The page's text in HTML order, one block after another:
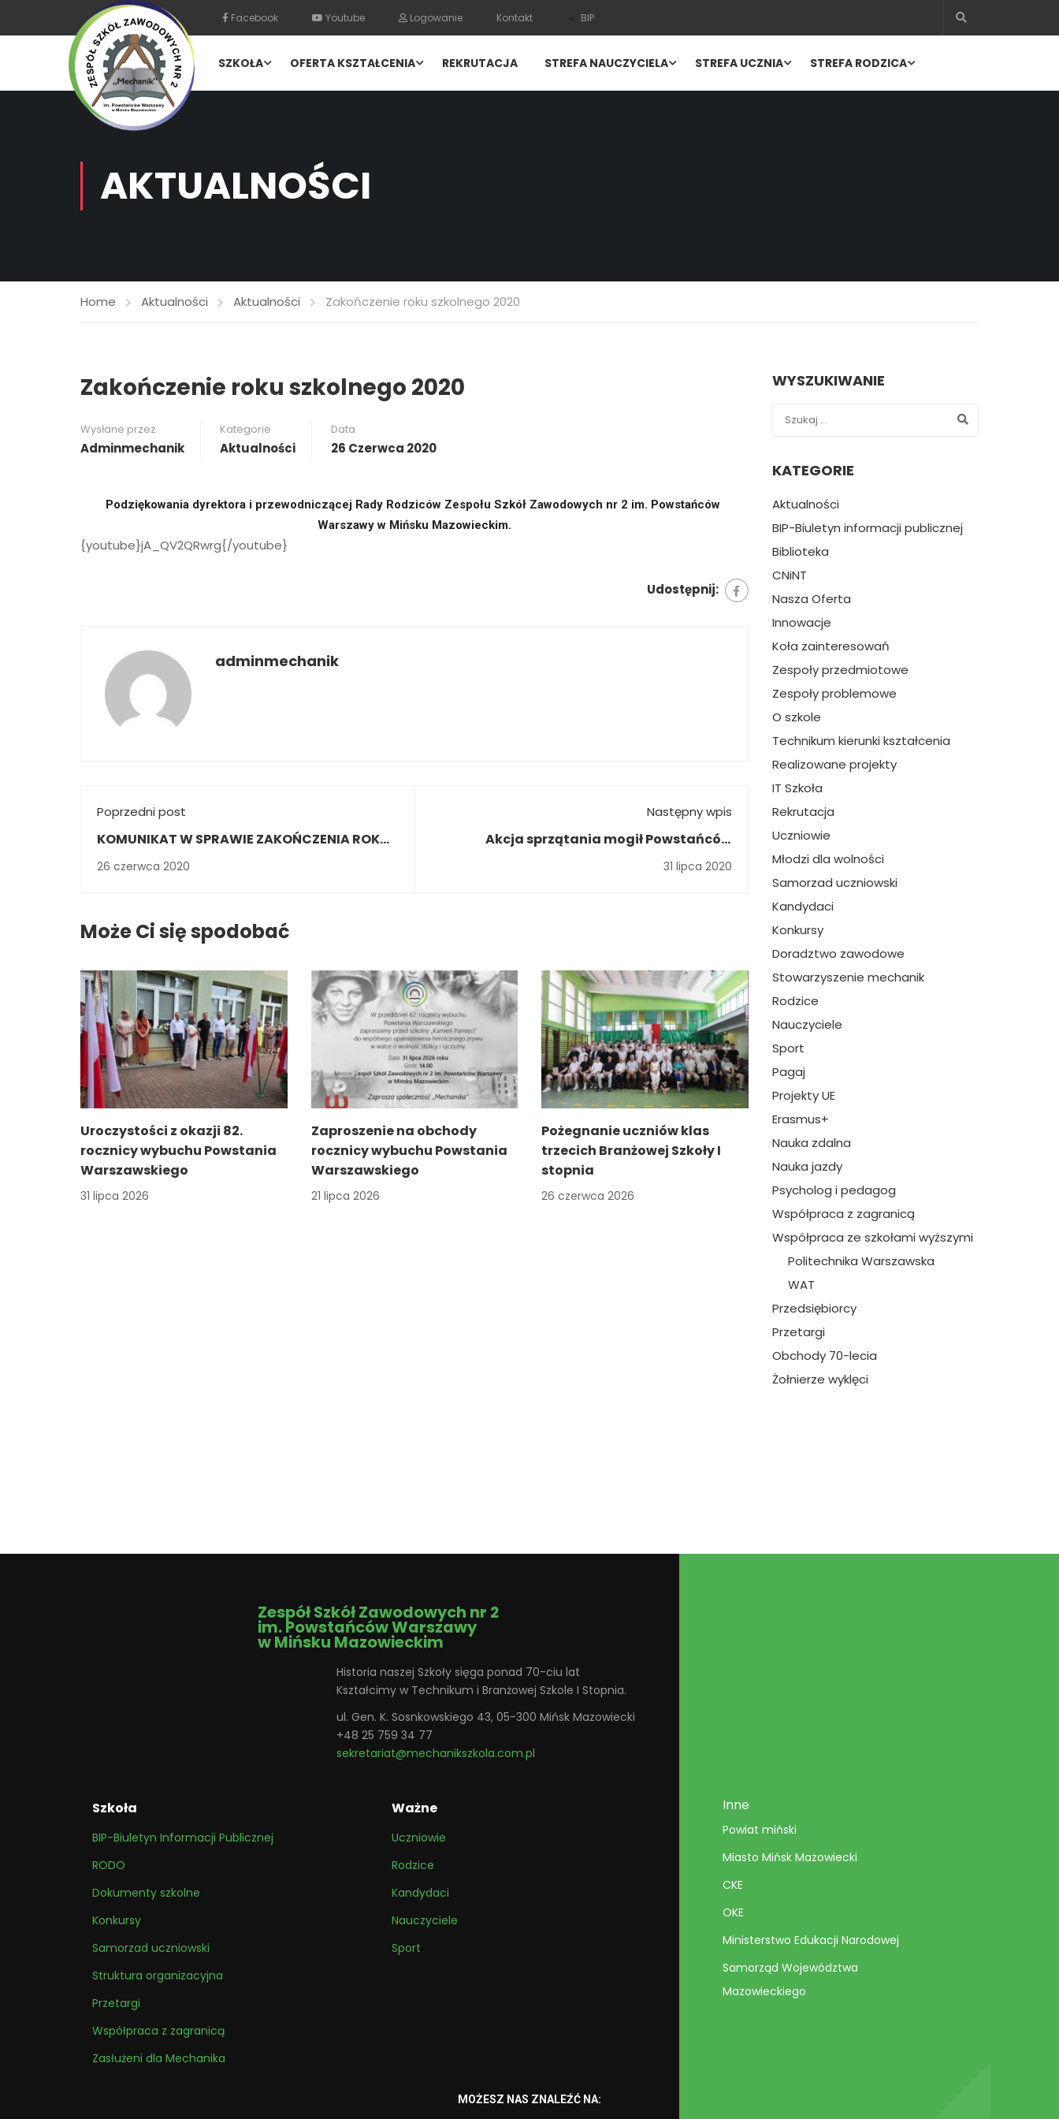
Facebook Youtube Logowanie Kontakt BIP
SZKOŁA OFERTA KSZTAŁCENIA REKRUTACJA STREFA NAUCZYCIELA STREFA UCZNIA STREFA RODZICA
AKTUALNOŚCI
Home Aktualności Aktualności Zakończenie roku szkolnego 2020
Zakończenie roku szkolnego 2020
Wysłane przez
Adminmechanik
Kategorie
Aktualności
Data
26 Czerwca 2020
Podziękowania dyrektora i przewodniczącej Rady Rodziców Zespołu Szkół Zawodowych nr 2 im. Powstańców
Warszawy w Mińsku Mazowieckim.
{youtube}jA_QV2QRwrg{/youtube}
Udostępnij:
adminmechanik
Poprzedni post
KOMUNIKAT W SPRAWIE ZAKOŃCZENIA ROKU
SZKOLNEGO 2019/2020
26 czerwca 2020
Następny wpis
Akcja sprzątania mogił Powstańców
Warszawskich.
31 lipca 2020
Może Ci się spodobać
Uroczystości z okazji 82.
rocznicy wybuchu Powstania
Warszawskiego
31 lipca 2026
Zaproszenie na obchody
rocznicy wybuchu Powstania
Warszawskiego
21 lipca 2026
Pożegnanie uczniów klas
trzecich Branżowej Szkoły I
stopnia
26 czerwca 2026
WYSZUKIWANIE
KATEGORIE
Aktualności
BIP-Biuletyn informacji publicznej
Biblioteka
CNiNT
Nasza Oferta
Innowacje
Koła zainteresowań
Zespoły przedmiotowe
Zespoły problemowe
O szkole
Technikum kierunki kształcenia
Realizowane projekty
IT Szkoła
Rekrutacja
Uczniowie
Młodzi dla wolności
Samorzad uczniowski
Kandydaci
Konkursy
Doradztwo zawodowe
Stowarzyszenie mechanik
Rodzice
Nauczyciele
Sport
Pagaj
Projekty UE
Erasmus+
Nauka zdalna
Nauka jazdy
Psycholog i pedagog
Współpraca z zagranicą
Współpraca ze szkołami wyższymi
Politechnika Warszawska
WAT
Przedsiębiorcy
Przetargi
Obchody 70-lecia
Żołnierze wyklęci
Zespół Szkół Zawodowych nr 2
im. Powstańców Warszawy
w Mińsku Mazowieckim
Historia naszej Szkoły sięga ponad 70-ciu lat
Kształcimy w Technikum i Branżowej Szkole I Stopnia.
ul. Gen. K. Sosnkowskiego 43, 05-300 Mińsk Mazowiecki
+48 25 759 34 77
sekretariat@mechanikszkola.com.pl
Szkoła
BIP-Biuletyn Informacji Publicznej
RODO
Dokumenty szkolne
Konkursy
Samorzad uczniowski
Struktura organizacyjna
Przetargi
Współpraca z zagranicą
Zasłużeni dla Mechanika
Ważne
Uczniowie
Rodzice
Kandydaci
Nauczyciele
Sport
Inne
Powiat miński
Miasto Mińsk Mazowiecki
CKE
OKE
Ministerstwo Edukacji Narodowej
Samorząd Województwa
Mazowieckiego
MOŻESZ NAS ZNALEŹĆ NA: